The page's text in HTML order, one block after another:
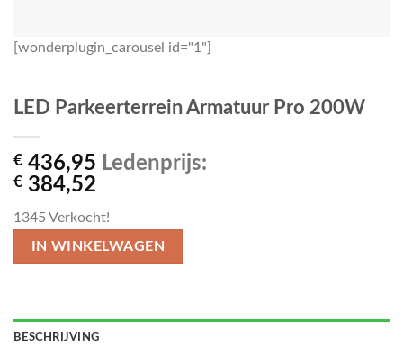
[wonderplugin_carousel id="1"]
LED Parkeerterrein Armatuur Pro 200W
€ 436,95 Ledenprijs:
€ 384,52
1345 Verkocht!
IN WINKELWAGEN
BESCHRIJVING